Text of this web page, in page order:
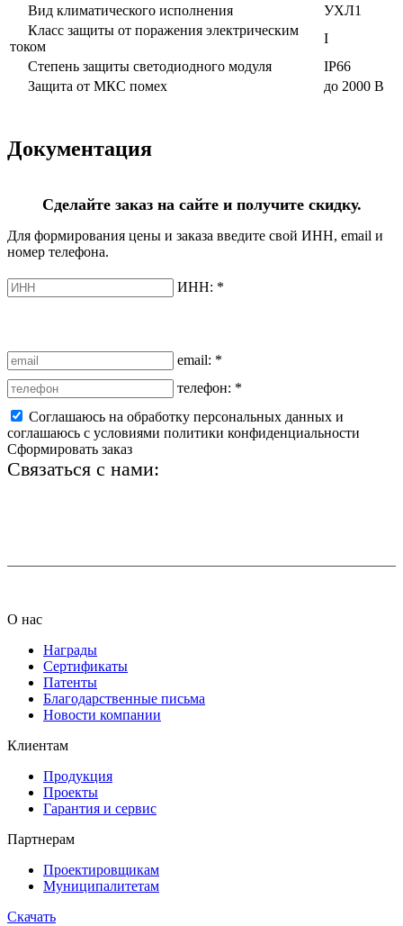
Вид климатического исполнения
УХЛ1
Класс защиты от поражения электрическим
током
I
Степень защиты светодиодного модуля
IP66
Защита от МКС помех
до 2000 В
Документация
Сделайте заказ на сайте и получите скидку.
Для формирования цены и заказа введите свой ИНН, email и
номер телефона.
ИНН: *
email: *
телефон: *
Соглашаюсь на обработку персональных данных и
соглашаюсь с условиями политики конфиденциальности
Сформировать заказ
Связаться с нами:
О нас
Награды
Сертификаты
Патенты
Благодарственные письма
Новости компании
Клиентам
Продукция
Проекты
Гарантия и сервис
Партнерам
Проектировщикам
Муниципалитетам
Скачать